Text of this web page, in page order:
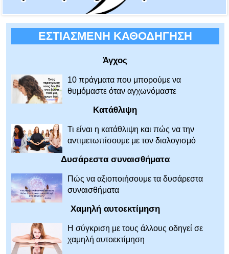
ΕΣΤΙΑΣΜΕΝΗ ΚΑΘΟΔΗΓΗΣΗ
Άγχος
10 πράγματα που μπορούμε να
θυμόμαστε όταν αγχωνόμαστε
Κατάθλιψη
Τι είναι η κατάθλιψη και πώς να την
αντιμετωπίσουμε με τον διαλογισμό
Δυσάρεστα συναισθήματα
Πώς να αξιοποιήσουμε τα δυσάρεστα
συναισθήματα
Χαμηλή αυτοεκτίμηση
Η σύγκριση με τους άλλους οδηγεί σε
χαμηλή αυτοεκτίμηση